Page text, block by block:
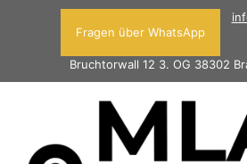
Fragen über WhatsApp
Bruchtorwall 12 3. OG 38302